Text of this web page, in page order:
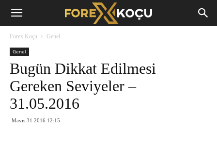
Forex
Forex Koçu Genel
Genel
Bugün Dikkat Edilmesi
Gereken Seviyeler –
31.05.2016
Mayıs 31 2016 12:15